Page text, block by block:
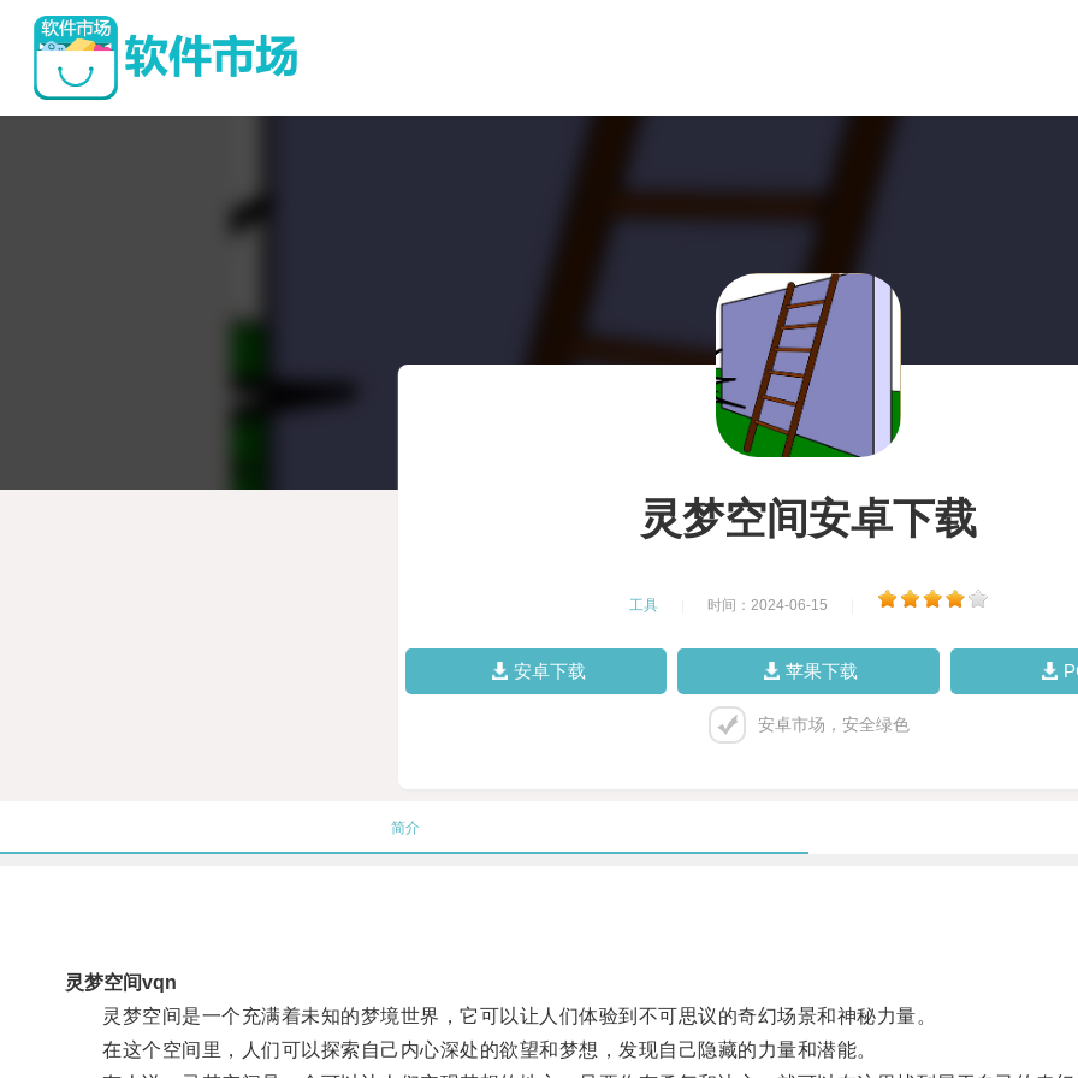
灵梦空间安卓下载
工具 时间：2024-06-15
安卓下载 苹果下载
安卓市场，安全绿色
简介
灵梦空间vqn
灵梦空间是一个充满着未知的梦境世界，它可以让人们体验到不可思议的奇幻场景和神秘力量。
在这个空间里，人们可以探索自己内心深处的欲望和梦想，发现自己隐藏的力量和潜能。